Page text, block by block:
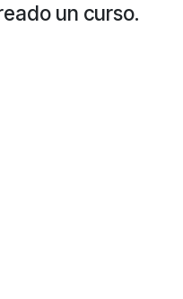
un curso.